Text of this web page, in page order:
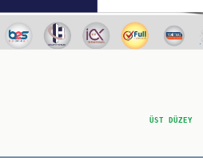
ÜST DÜZEY